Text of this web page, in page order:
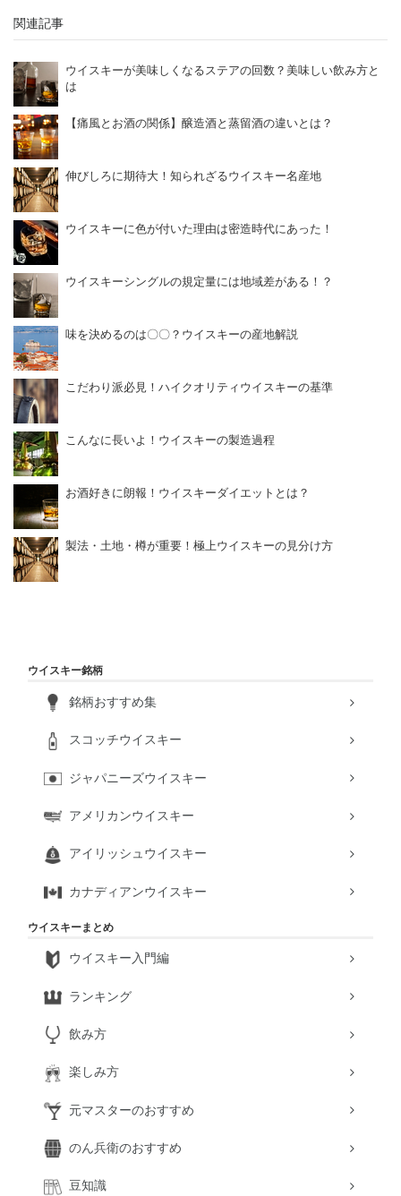
関連記事
ウイスキーが美味しくなるステアの回数？美味しい飲み方と
は
【痛風とお酒の関係】醸造酒と蒸留酒の違いとは？
伸びしろに期待大！知られざるウイスキー名産地
ウイスキーに色が付いた理由は密造時代にあった！
ウイスキーシングルの規定量には地域差がある！？
味を決めるのは〇〇？ウイスキーの産地解説
こだわり派必見！ハイクオリティウイスキーの基準
こんなに長いよ！ウイスキーの製造過程
お酒好きに朗報！ウイスキーダイエットとは？
製法・土地・樽が重要！極上ウイスキーの見分け方
ウイスキー銘柄
銘柄おすすめ集
スコッチウイスキー
ジャパニーズウイスキー
アメリカンウイスキー
アイリッシュウイスキー
カナディアンウイスキー
ウイスキーまとめ
ウイスキー入門編
ランキング
飲み方
楽しみ方
元マスターのおすすめ
のん兵衛のおすすめ
豆知識